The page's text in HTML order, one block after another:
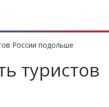
России подольше
туристов